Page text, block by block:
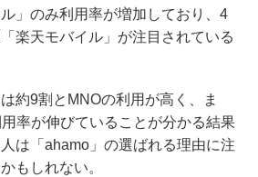
」のみ利用率が増加しており、4
楽天モバイル」が注目されている
約9割とMNOの利用が高く、ま
率が伸びていることが分かる結果
は「ahamo」の選ばれる理由に注
もしれない。